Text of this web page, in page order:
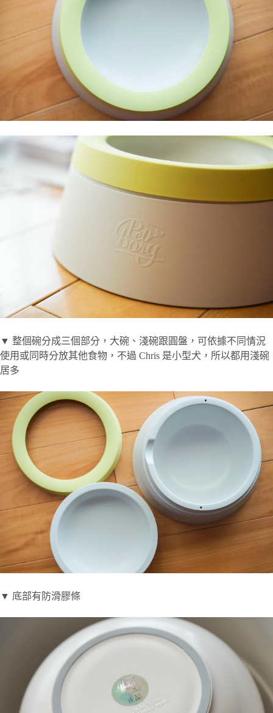
▼ 整個碗分成三個部分，大碗、淺碗跟圓盤，可依據不同情況
使用或同時分放其他食物，不過 Chris 是小型犬，所以都用淺碗
居多
▼ 底部有防滑膠條